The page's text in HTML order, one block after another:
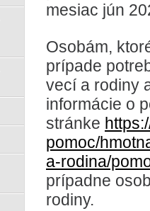
mesiac jún
Osobám,
prípade
vecí a rodiny
informácie o
stránke
pomoc/
a-rodina/
prípadne
rodiny.